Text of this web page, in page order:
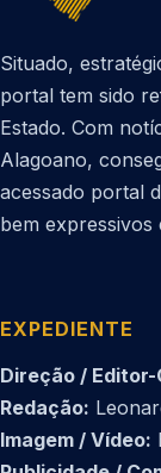
Situado,
portal tem sido
Estado. Com
Alagoano,
acessado portal
bem expressivos
EXPEDIENTE
Direção /
Redação:
Imagem / Vídeo: